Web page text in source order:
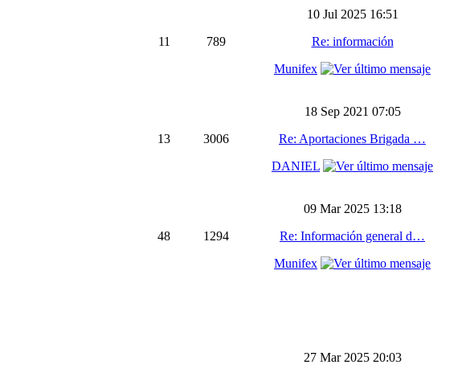
11 789
10 Jul 2025 16:51
Re: información
Munifex
13 3006
18 Sep 2021 07:05
Re: Aportaciones Brigada …
DANIEL
48 1294
09 Mar 2025 13:18
Re: Información general d…
Munifex
27 Mar 2025 20:03